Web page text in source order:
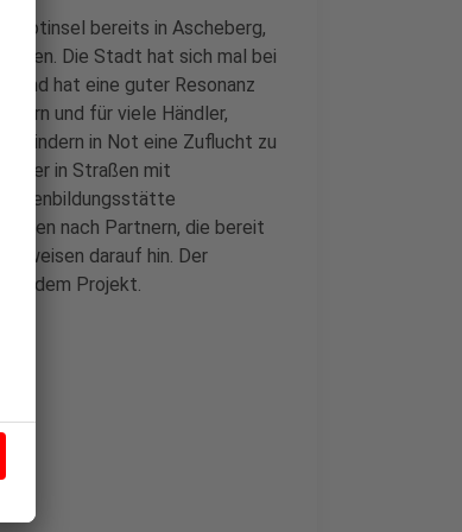
Notinsel bereits in Ascheberg,
Die Stadt hat sich mal bei
und hat eine guter Resonanz
und für viele Händler,
Kindern in Not eine Zuflucht zu
in Straßen mit
nach Partnern, die bereit
weisen darauf hin. Der
dem Projekt.